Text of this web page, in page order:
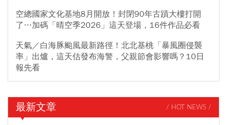
空總國家文化基地8月開放！封閉90年古蹟大樓打開
了…加碼「晴空季2026」這天登場，16件作品必看
天氣／白海豚颱風最新路徑！北北基桃「暴風圈侵襲
率」出爐，這天估發布海警，父親節會影響嗎？10日
報先看
最新文章 / HOT NEWS /